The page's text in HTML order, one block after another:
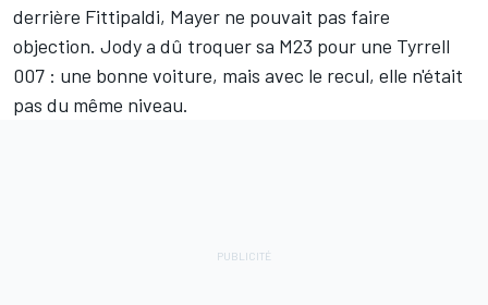
derrière Fittipaldi, Mayer ne pouvait pas faire
objection. Jody a dû troquer sa M23 pour une Tyrrell
007 : une bonne voiture, mais avec le recul, elle n'était
pas du même niveau.